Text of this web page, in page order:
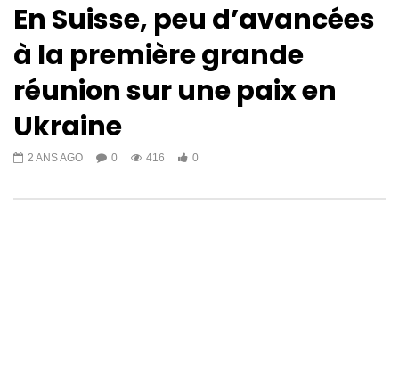
En Suisse, peu d’avancées
à la première grande
réunion sur une paix en
Ukraine
2 ANS AGO 0 416 0